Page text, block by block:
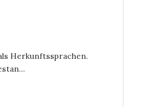
Herkunftssprachen.